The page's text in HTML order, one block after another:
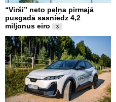
“Virši” neto peļņa pirmajā
pusgadā sasniedz 4,2
miljonus eiro
3